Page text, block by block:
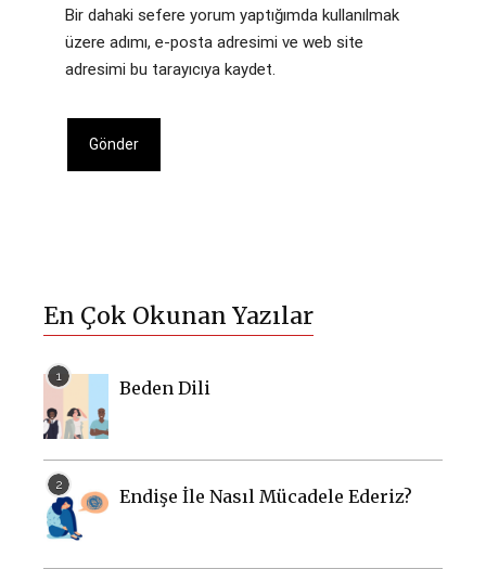
Bir dahaki sefere yorum yaptığımda kullanılmak
üzere adımı, e-posta adresimi ve web site
adresimi bu tarayıcıya kaydet.
En Çok Okunan Yazılar
Beden Dili
Endişe İle Nasıl Mücadele Ederiz?